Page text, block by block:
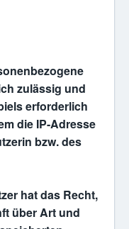
zulässig und
erforderlich
die IP-Adresse
bzw. des
hat das Recht,
über Art und